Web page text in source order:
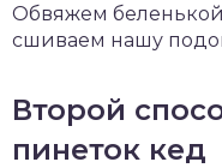
Обвяжем
сшиваем нашу
Второй
пинеток кед